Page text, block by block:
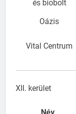
és biobolt
Oázis
Vital Centrum
XII. kerület